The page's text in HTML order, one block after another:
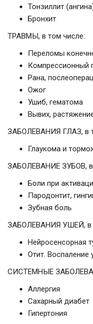
Тонзиллит
Бронхит
ТРАВМЫ, в том числе:
Переломы
Компрессионный
Рана,
Ожог
Ушиб, гематома
Вывих,
ЗАБОЛЕВАНИЯ ГЛАЗ, в
Глаукома и
ЗАБОЛЕВАНИЕ ЗУБОВ, в
Боли при
Пародонтит,
Зубная боль
ЗАБОЛЕВАНИЯ УШЕЙ, в
Нейросенсорная
Отит. Воспаление
СИСТЕМНЫЕ
Аллергия
Сахарный диабет
Гипертония